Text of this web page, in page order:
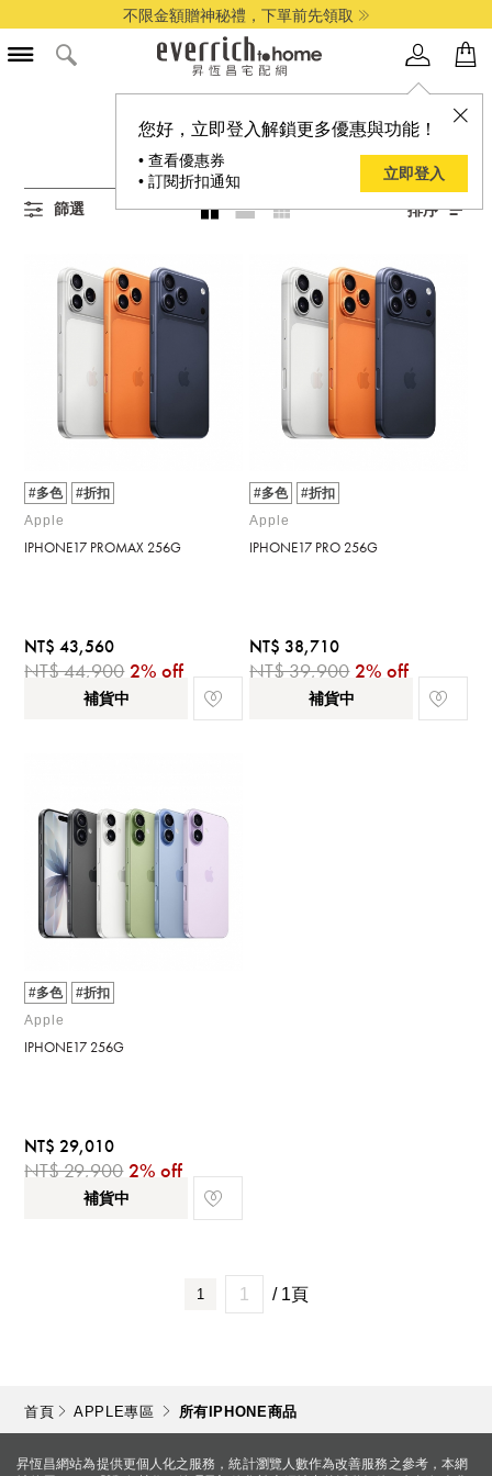
不限金額贈神秘禮，下單前先領取
您好，立即登入解鎖更多優惠與功能！
• 查看優惠券
• 訂閱折扣通知
立即登入
所有IPHONE商品
3
篩選 排序
#多色
#折扣
Apple
IPHONE17 PROMAX 256G
NT$ 43,560
NT$ 44,900 2% off
補貨中
#多色
#折扣
Apple
IPHONE17 PRO 256G
NT$ 38,710
NT$ 39,900 2% off
補貨中
#多色
#折扣
Apple
IPHONE17 256G
NT$ 29,010
NT$ 29,900 2% off
補貨中
1 / 1頁
首頁 APPLE專區 所有IPHONE商品
昇恆昌網站為提供更個人化之服務，統計瀏覽人數作為改善服務之參考，本網